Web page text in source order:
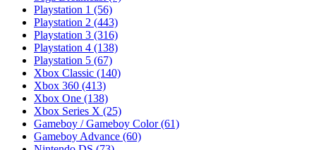
Playstation 1 (56)
Playstation 2 (443)
Playstation 3 (316)
Playstation 4 (138)
Playstation 5 (67)
Xbox Classic (140)
Xbox 360 (413)
Xbox One (138)
Xbox Series X (25)
Gameboy / Gameboy Color(61)
Gameboy Advance (60)